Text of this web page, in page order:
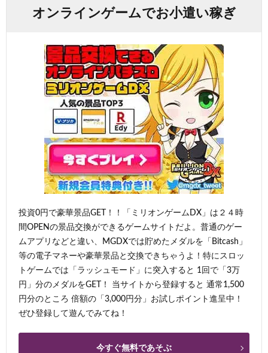
オンラインゲームでお小遣い稼ぎ
投資0円で豪華景品GET！！「ミリオンゲームDX」は２４時
間OPENの景品交換ができるゲームサイトだよ。普通のゲー
ムアプリなどと違い、MGDXでは貯めたメダルを「Bitcash」
等の電子マネーや豪華景品と交換できちゃうよ！特にスロッ
トゲームでは「ラッシュモード」に突入すると 1回で「3万
円」分のメダルをGET！ 当サイトから登録すると 通常1,500
円分のところ 倍額の「3,000円分」お試しポイント進呈中！
ぜひ登録して遊んでみてね！
今すぐ無料であそぶ